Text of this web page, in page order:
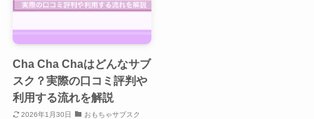
Cha Cha Chaはどんなサブ
スク？実際の口コミ評判や
利用する流れを解説
2026年1月30日 おもちゃサブスク